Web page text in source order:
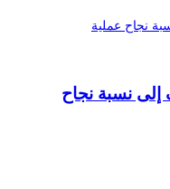
إلى نسبة نجاح